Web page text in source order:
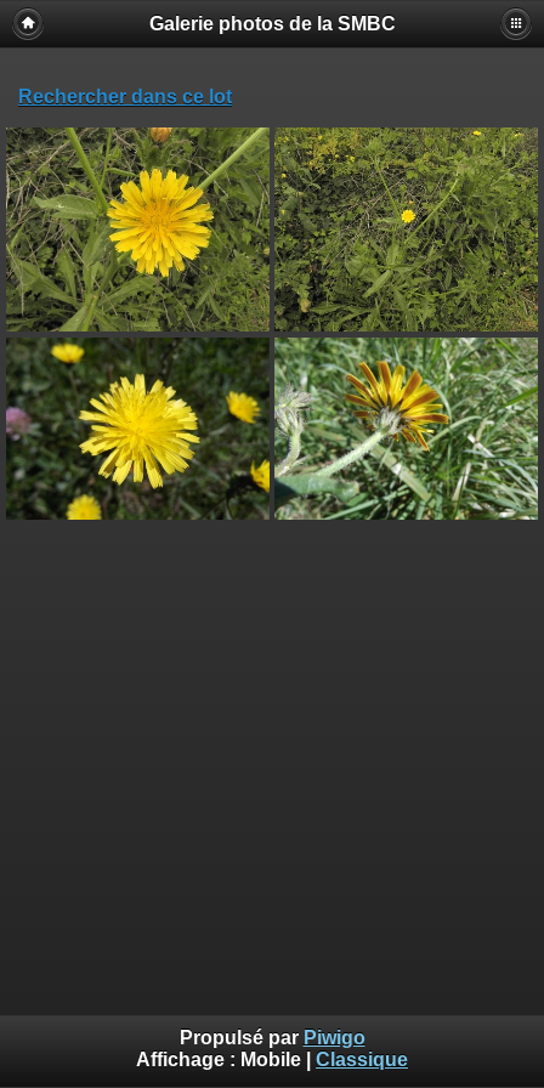
Galerie photos de la SMBC
Rechercher dans ce lot
Propulsé par Piwigo
Affichage : Mobile Classique